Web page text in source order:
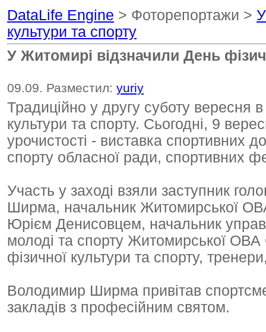
DataLife Engine > Фоторепортажи >
культури та спорту
У Житомирі відзначили День
09.09. Разместил: yuriy
Традиційно у другу суботу вересня в
культури та спорту. Сьогодні, 9
урочистості - виставка спортивних
спорту обласної ради, спортивних
Участь у заході взяли заступник
Ширма, начальник Житомирської
Юрієм Денисовцем, начальник
молоді та спорту Житомирської
фізичної культури та спорту,
Володимир Ширма привітав
закладів з професійним святом.